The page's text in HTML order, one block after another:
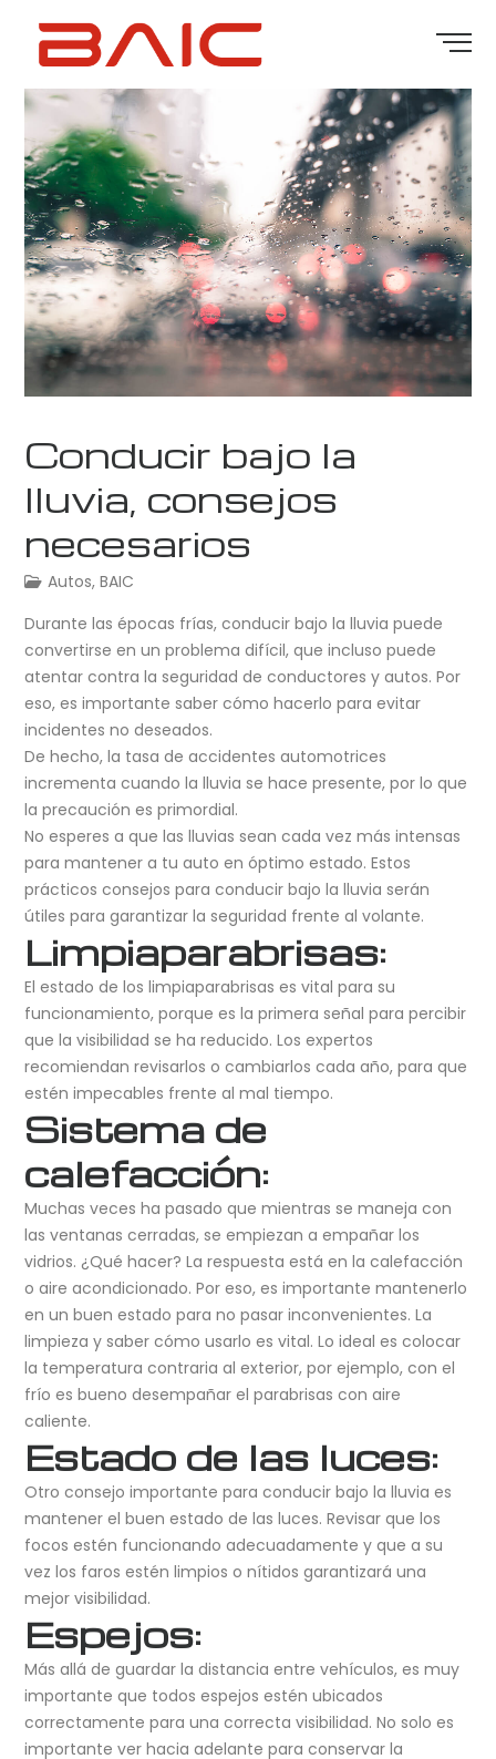
Conducir bajo la
lluvia, consejos
necesarios
Autos,BAIC
Durante las épocas frías, conducir bajo la lluvia puede
convertirse en un problema difícil, que incluso puede
atentar contra la seguridad de conductores y autos. Por
eso, es importante saber cómo hacerlo para evitar
incidentes no deseados.
De hecho, la tasa de accidentes automotrices
incrementa cuando la lluvia se hace presente, por lo que
la precaución es primordial.
No esperes a que las lluvias sean cada vez más intensas
para mantener a tu auto en óptimo estado. Estos
prácticos consejos para conducir bajo la lluvia serán
útiles para garantizar la seguridad frente al volante.
Limpiaparabrisas:
El estado de los limpiaparabrisas es vital para su
funcionamiento, porque es la primera señal para percibir
que la visibilidad se ha reducido. Los expertos
recomiendan revisarlos o cambiarlos cada año, para que
estén impecables frente al mal tiempo.
Sistema de
calefacción:
Muchas veces ha pasado que mientras se maneja con
las ventanas cerradas, se empiezan a empañar los
vidrios. ¿Qué hacer? La respuesta está en la calefacción
o aire acondicionado. Por eso, es importante mantenerlo
en un buen estado para no pasar inconvenientes. La
limpieza y saber cómo usarlo es vital. Lo ideal es colocar
la temperatura contraria al exterior, por ejemplo, con el
frío es bueno desempañar el parabrisas con aire
caliente.
Estado de las luces:
Otro consejo importante para conducir bajo la lluvia es
mantener el buen estado de las luces. Revisar que los
focos estén funcionando adecuadamente y que a su
vez los faros estén limpios o nítidos garantizará una
mejor visibilidad.
Espejos:
Más allá de guardar la distancia entre vehículos, es muy
importante que todos espejos estén ubicados
correctamente para una correcta visibilidad. No solo es
importante ver hacia adelante para conservar la